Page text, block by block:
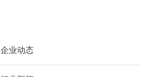
企业动态